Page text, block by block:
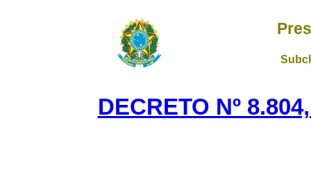
DECRETO Nº